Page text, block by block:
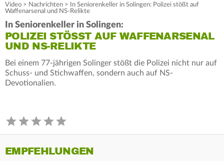
Video > Nachrichten >
In Seniorenkeller in Solingen: Polizei stößt auf
Waffenarsenal und NS-Relikte
In Seniorenkeller in Solingen:
POLIZEI STÖSST AUF WAFFENARSENAL U
ND NS-RELIKTE
Bei einem 77-jährigen Solinger stößt die Polizei nicht nur auf
Schuss- und Stichwaffen, sondern auch auf NS-
Devotionalien.
EMPFEHLUNGEN